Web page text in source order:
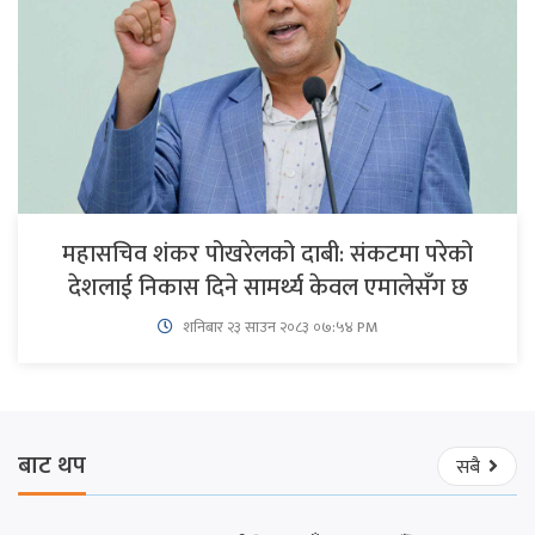
महासचिव शंकर पोखरेलको दाबी: संकटमा परेको
देशलाई निकास दिने सामर्थ्य केवल एमालेसँग छ
शनिबार २३ साउन २०८३ ०७:५४ PM
बाट थप सबै